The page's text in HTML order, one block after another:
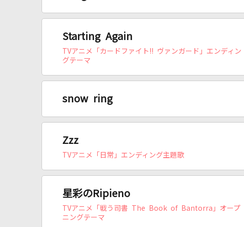
Starting Again
TVアニメ「カードファイト!! ヴァンガード」エンディン
グテーマ
snow ring
Zzz
TVアニメ「日常」エンディング主題歌
星彩のRipieno
TVアニメ「戦う司書 The Book of Bantorra」オープ
ニングテーマ